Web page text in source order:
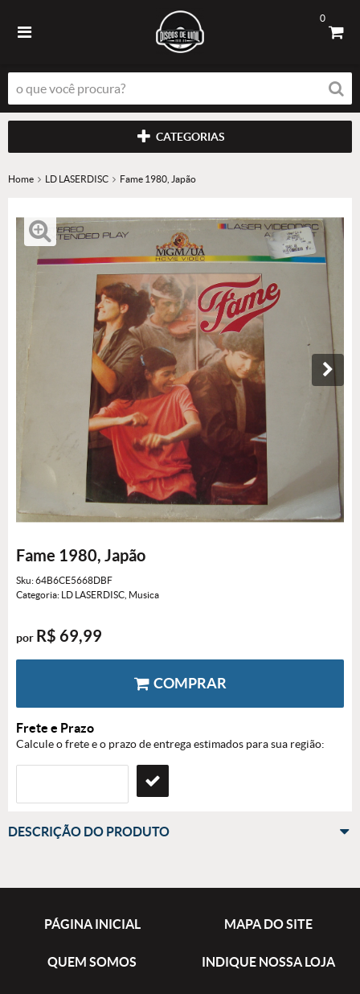
0
CATEGORIAS
Home LD LASERDISC Fame 1980, Japão
Fame 1980, Japão
Sku:64B6CE5668DBF
Categoria: LD LASERDISC Musica
por R$ 69,99
COMPRAR
Frete e Prazo
Calcule o frete e o prazo de entrega estimados para sua região:
DESCRIÇÃO DO PRODUTO
PÁGINA INICIAL MAPA DO SITE
QUEM SOMOS INDIQUE NOSSA LOJA